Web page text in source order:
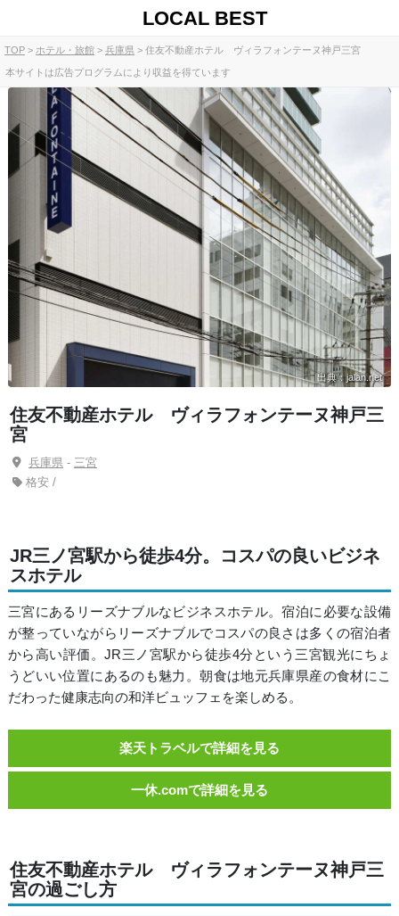
LOCAL BEST
TOP ホテル・旅館 兵庫県 住友不動産ホテル ヴィラフォンテーヌ神戸三宮
本サイトは広告プログラムにより収益を得ています
出典：jalan.net
住友不動産ホテル ヴィラフォンテーヌ神戸三
宮
兵庫県- 三宮
格安 /
JR三ノ宮駅から徒歩4分。コスパの良いビジネ
スホテル
三宮にあるリーズナブルなビジネスホテル。宿泊に必要な設備
が整っていながらリーズナブルでコスパの良さは多くの宿泊者
から高い評価。JR三ノ宮駅から徒歩4分という三宮観光にちょ
うどいい位置にあるのも魅力。朝食は地元兵庫県産の食材にこ
だわった健康志向の和洋ビュッフェを楽しめる。
楽天トラベルで詳細を見る
一休.comで詳細を見る
住友不動産ホテル ヴィラフォンテーヌ神戸三
宮の過ごし方